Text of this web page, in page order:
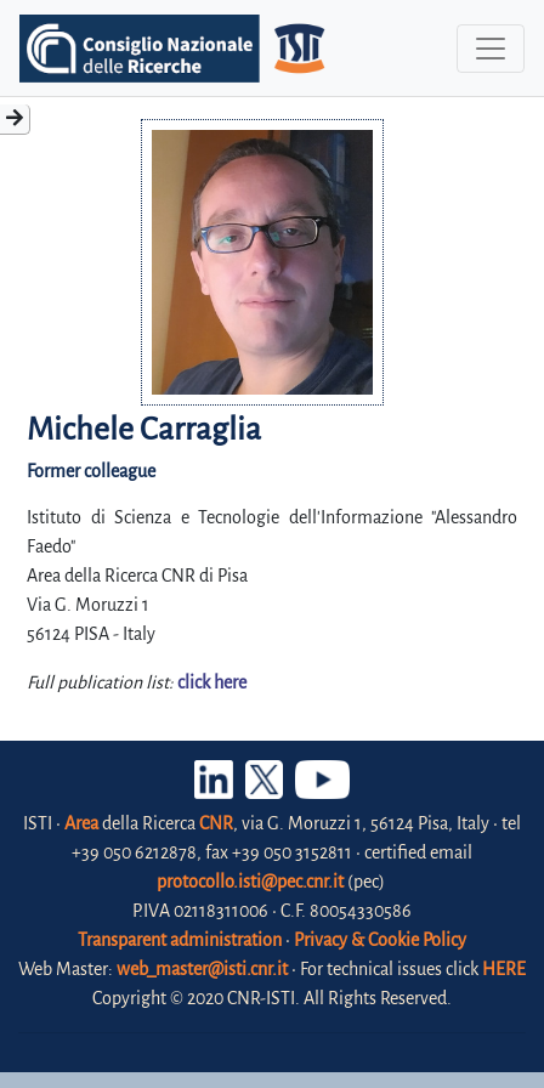
Michele Carraglia
Former colleague
Istituto di Scienza e Tecnologie dell'Informazione "Alessandro
Faedo"
Area della Ricerca CNR di Pisa
Via G. Moruzzi 1
56124 PISA - Italy
Full publication list:click here
ISTI • Areadella RicercaCNR, via G. Moruzzi 1, 56124 Pisa, Italy • tel
+39 050 6212878, fax +39 050 3152811 • certified email
protocollo.isti@pec.cnr.it(pec)
P.IVA 02118311006 • C.F. 80054330586
Transparent administration • Privacy & Cookie Policy
Web Master: web_master@isti.cnr.it• For technical issues click HERE
Copyright © 2020 CNR-ISTI. All Rights Reserved.